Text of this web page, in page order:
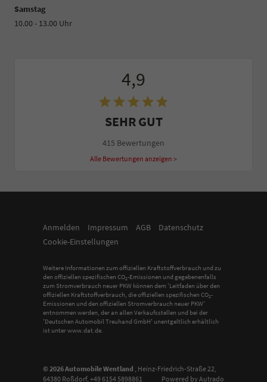
Samstag
10.00 - 13.00 Uhr
4,9
SEHR GUT
415 Bewertungen
Alle Bewertungen anzeigen >
Anmelden Impressum AGB
Datenschutz
Cookie-Einstellungen
Weitere Informationen zum offiziellen Kraftstoffverbrauch und zu
den offiziellen spezifischen CO2-Emissionen und gegebenenfalls
zum Stromverbrauch neuer PKW können dem 'Leitfaden über den
offiziellen Kraftstoffverbrauch, die offiziellen spezifischen CO2-
Emissionen und den offiziellen Stromverbrauch neuer PKW'
entnommen werden, der an allen Verkaufsstellen und bei der
'Deutschen Automobil Treuhand GmbH' unentgeltlich erhältlich
ist unter www.dat.de.
© 2026Automobile Wentland , Heinz-Friedrich-Straße 22,
64380 Roßdorf, +49 6154 5898861 Powered by Autrado